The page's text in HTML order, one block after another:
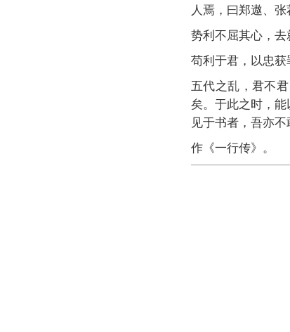
人焉，曰郑遨、张
势利不屈其心，去
苟利于君，以忠获
五代之乱，君不
矣。于此之时，
见于书者，吾亦
作《一行传》。